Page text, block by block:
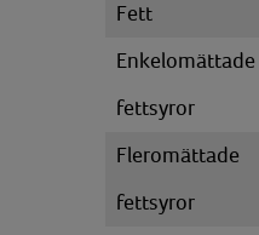
Fett
Enkelomättade
fettsyror
Fleromättade
fettsyror